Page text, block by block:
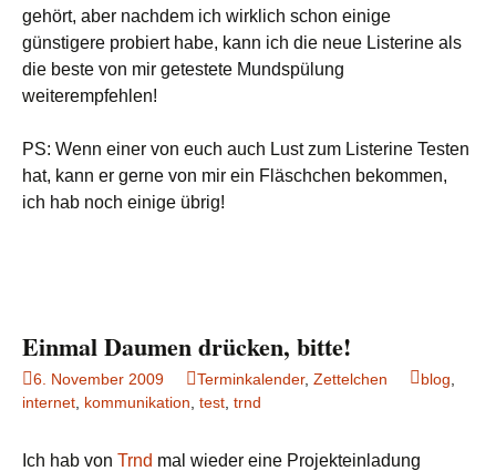
gehört, aber nachdem ich wirklich schon einige
günstigere probiert habe, kann ich die neue Listerine als
die beste von mir getestete Mundspülung
weiterempfehlen!
PS: Wenn einer von euch auch Lust zum Listerine Testen
hat, kann er gerne von mir ein Fläschchen bekommen,
ich hab noch einige übrig!
Einmal Daumen drücken, bitte!
6. November 2009 Terminkalender, Zettelchen blog
internet kommunikation test trnd
Ich hab von Trnd mal wieder eine Projekteinladung